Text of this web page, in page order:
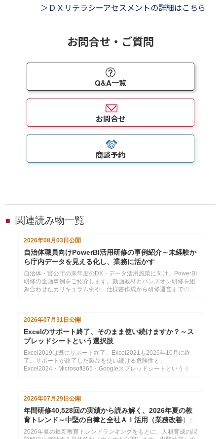
＞ＤＸリテラシーアセスメントの詳細はこちら
お問合せ・ご質問
Q&A一覧
お問合せ
商談予約
■ 関連読み物一覧
2026年08月03日 公開
自治体職員向けPowerBI活用研修の事例紹介～未経験か
ら庁内データを見える化し、業務に活かす
自治体・官公庁の来年度のDX・データ活用施策に向け、PowerBI
研修の企画事例をご紹介します。動画教材とハンズオン研修を組
み合わせたカリキュラム例や、仕様書作成から研修運営までの支
2026年07月31日公開
Excelのサポート終了、そのまま使い続けますか？～ス
プレッドシートという選択肢
Excel2019は既にサポート終了、Excel2021も2026年10月に終
了。サポートが終了した製品を使い続ける危険性と、
Excel2024・Microsoft365・Googleスプレッドシートという３つ
2026年07月29日 公開
年間研修40,528回の実績から読み解く、2026年夏の教
育トレンド～中堅の自律と全社ＡＩ活用（業務改善）が
分かれ道
2026年夏の最新教育トレンドランキングをもとに、人材育成の課